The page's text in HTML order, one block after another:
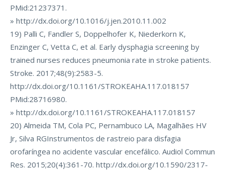
PMid:21237371.
» http://dx.doi.org/10.1016/j.jen.2010.11.002
19) Palli C, Fandler S, Doppelhofer K, Niederkorn K,
Enzinger C, Vetta C, et al. Early dysphagia screening by
trained nurses reduces pneumonia rate in stroke patients.
Stroke. 2017;48(9):2583-5.
http://dx.doi.org/10.1161/STROKEAHA.117.018157
PMid:28716980.
» http://dx.doi.org/10.1161/STROKEAHA.117.018157
20) Almeida TM, Cola PC, Pernambuco LA, Magalhães HV
Jr, Silva RGInstrumentos de rastreio para disfagia
orofaríngea no acidente vascular encefálico. Audiol Commun
Res. 2015;20(4):361-70. http://dx.doi.org/10.1590/2317-